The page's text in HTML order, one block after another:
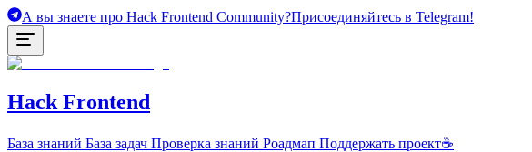
А вы знаете про Hack Frontend Community?Присоединяйтесь в Telegram!
Hack Frontend
База знаний База задач Проверка знаний Роадмап Поддержать проект☕